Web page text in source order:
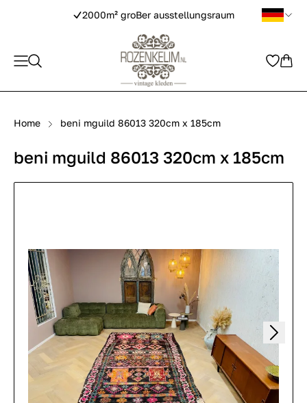
2000m² groBer ausstellungsraum
Home beni mguild 86013 320cm x 185cm
beni mguild 86013 320cm x 185cm